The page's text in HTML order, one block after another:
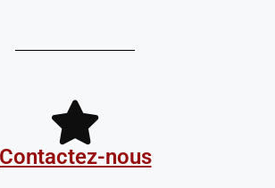
Contactez-nous